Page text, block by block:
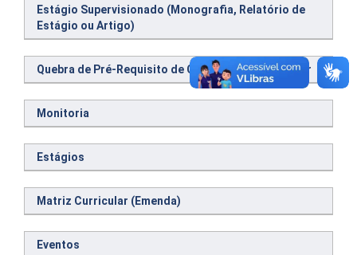
Estágio Supervisionado (Monografia, Relatório de
Estágio ou Artigo)
Quebra de Pré-Requisito de Componente Curricular
Monitoria
Estágios
Matriz Curricular (Emenda)
Eventos